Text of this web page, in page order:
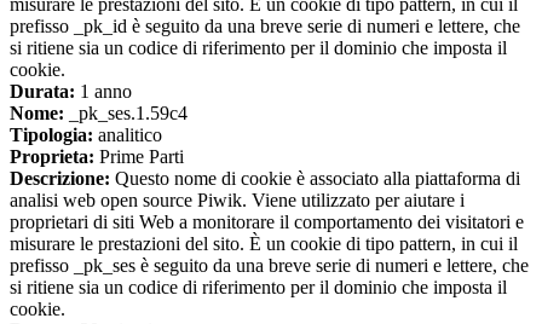
misurare le prestazioni del sito. È un cookie di tipo pattern, in cui il
prefisso _pk_id è seguito da una breve serie di numeri e lettere, che
si ritiene sia un codice di riferimento per il dominio che imposta il
cookie.
Durata: 1 anno
Nome: _pk_ses.1.59c4
Tipologia: analitico
Proprieta: Prime Parti
Descrizione: Questo nome di cookie è associato alla piattaforma di
analisi web open source Piwik. Viene utilizzato per aiutare i
proprietari di siti Web a monitorare il comportamento dei visitatori e
misurare le prestazioni del sito. È un cookie di tipo pattern, in cui il
prefisso _pk_ses è seguito da una breve serie di numeri e lettere, che
si ritiene sia un codice di riferimento per il dominio che imposta il
cookie.